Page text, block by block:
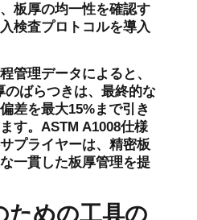
板厚の均一性を確認す
検査プロトコルを導入
管理データによると、
のばらつきは、最終的な
差を最大15%まで引き
す。ASTM A1008仕様
プライヤーは、精密板
一貫した板厚管理を提
ための工具の